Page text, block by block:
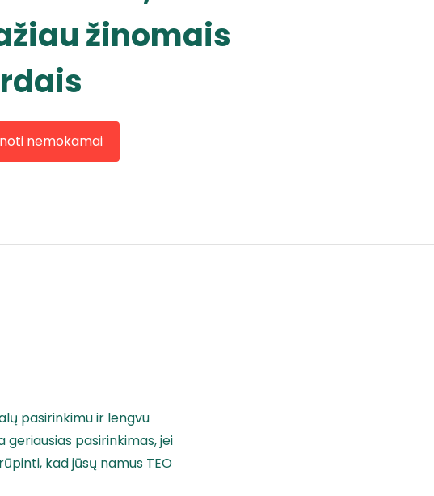
žinomais
nemokamai
pasirinkimu ir lengvu
pasirinkimas, jei
kad jūsų namus TEO